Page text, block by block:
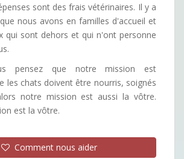
sont des frais vétérinaires. Il y a
nous avons en familles d'accueil et
qui sont dehors et qui n'ont personne
pensez que notre mission est
les chats doivent être nourris, soignés
notre mission est aussi la vôtre.
est la vôtre.
Comment nous aider